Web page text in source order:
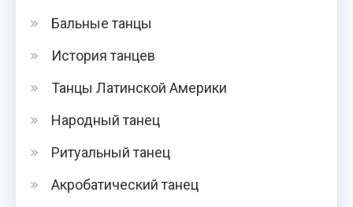
Бальные танцы
История танцев
Танцы Латинской Америки
Народный танец
Ритуальный танец
Акробатический танец